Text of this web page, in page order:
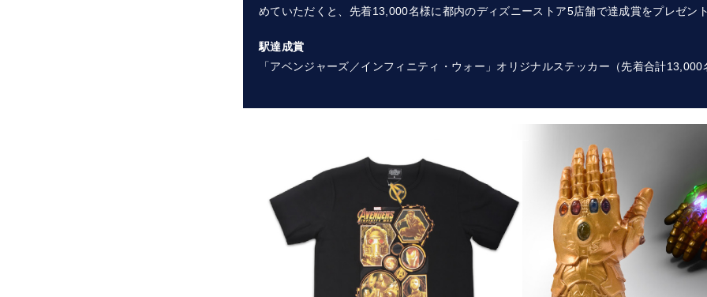
めていただくと、先着13,000名様に都内のディズニーストア5店舗で達成賞をプレゼン
駅達成賞
「アベンジャーズ／インフィニティ・ウォー」オリジナルステッカー（先着合計13,000